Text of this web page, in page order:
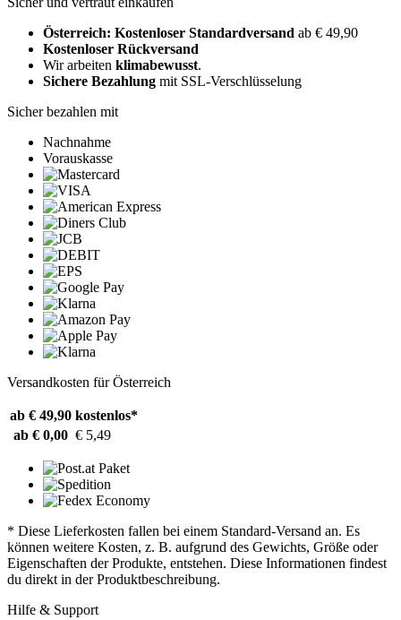
Österreich: Kostenloser Standardversand ab € 49,90
Kostenloser Rückversand
Wir arbeiten klimabewusst.
Sichere Bezahlung mit SSL-Verschlüsselung
Sicher bezahlen mit
Nachnahme
Vorauskasse
Versandkosten für Österreich
ab € 49,90 kostenlos*
ab € 0,00 € 5,49
* Diese Lieferkosten fallen bei einem Standard-Versand an. Es
können weitere Kosten, z. B. aufgrund des Gewichts, Größe oder
Eigenschaften der Produkte, entstehen. Diese Informationen findest
du direkt in der Produktbeschreibung.
Hilfe & Support